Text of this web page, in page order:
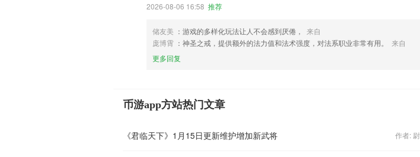
2026-08-06 16:58 推荐
储友美 ：游戏的多样化玩法让人不会感到厌倦，
来自
庞博霄 ：神圣之戒，提供额外的法力值和法术强度，对法系职业非常有用。
来自
更多回复
币游app方站热门文章
《君临天下》1月15日更新维护增加新武将 作者: